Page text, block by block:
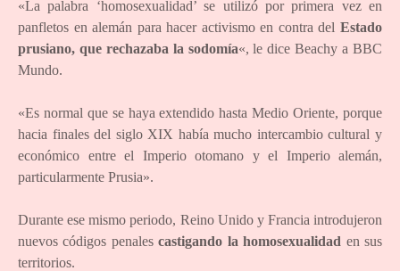
«La palabra ‘homosexualidad’ se utilizó por primera vez en
panfletos en alemán para hacer activismo en contra del Estado
prusiano, que rechazaba la sodomía«, le dice Beachy a BBC
Mundo.
«Es normal que se haya extendido hasta Medio Oriente, porque
hacia finales del siglo XIX había mucho intercambio cultural y
económico entre el Imperio otomano y el Imperio alemán,
particularmente Prusia».
Durante ese mismo periodo, Reino Unido y Francia introdujeron
nuevos códigos penalescastigando la homosexualidad en sus
territorios.